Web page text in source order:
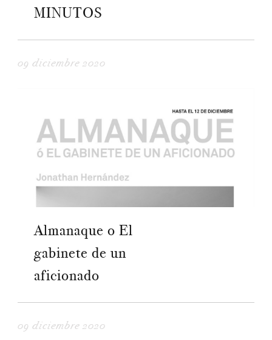
MINUTOS
09 diciembre 2020
Almanaque o El
gabinete de un
aficionado
09 diciembre 2020